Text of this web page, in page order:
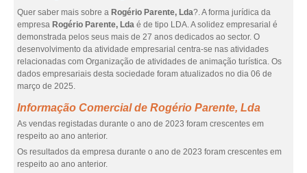
Quer saber mais sobre a Rogério Parente, Lda?. A forma jurídica da
empresa Rogério Parente, Lda é de tipo LDA. A solidez empresarial é
demonstrada pelos seus mais de 27 anos dedicados ao sector. O
desenvolvimento da atividade empresarial centra-se nas atividades
relacionadas com Organização de atividades de animação turística. Os
dados empresariais desta sociedade foram atualizados no dia 06 de
março de 2025.
Informação Comercial de Rogério Parente, Lda
As vendas registadas durante o ano de 2023 foram crescentes em
respeito ao ano anterior.
Os resultados da empresa durante o ano de 2023 foram crescentes em
respeito ao ano anterior.